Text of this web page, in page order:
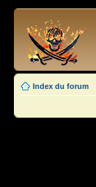
Index du forum